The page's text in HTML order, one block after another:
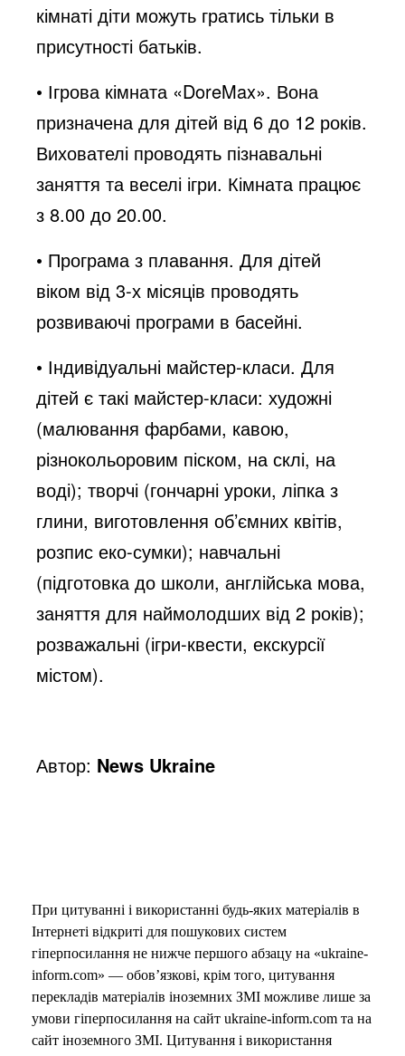
кімнаті діти можуть гратись тільки в
присутності батьків.
• Ігрова кімната «DoreMax». Вона
призначена для дітей від 6 до 12 років.
Вихователі проводять пізнавальні
заняття та веселі ігри. Кімната працює
з 8.00 до 20.00.
• Програма з плавання. Для дітей
віком від 3-х місяців проводять
розвиваючі програми в басейні.
• Індивідуальні майстер-класи. Для
дітей є такі майстер-класи: художні
(малювання фарбами, кавою,
різнокольоровим піском, на склі, на
воді); творчі (гончарні уроки, ліпка з
глини, виготовлення об’ємних квітів,
розпис еко-сумки); навчальні
(підготовка до школи, англійська мова,
заняття для наймолодших від 2 років);
розважальні (ігри-квести, екскурсії
містом).
Автор: News Ukraine
При цитуванні і використанні будь-яких матеріалів в
Інтернеті відкриті для пошукових систем
гіперпосилання не нижче першого абзацу на «ukraine-
inform.com» — обов’язкові, крім того, цитування
перекладів матеріалів іноземних ЗМІ можливе лише за
умови гіперпосилання на сайт ukraine-inform.com та на
сайт іноземного ЗМІ. Цитування і використання